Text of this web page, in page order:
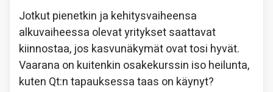
Jotkut pienetkin ja kehitysvaiheensa
alkuvaiheessa olevat yritykset saattavat
kiinnostaa, jos kasvunäkymät ovat tosi hyvät.
Vaarana on kuitenkin osakekurssin iso heilunta,
kuten Qt:n tapauksessa taas on käynyt?